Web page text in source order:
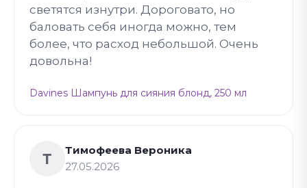
светятся изнутри. Дороговато, но
баловать себя иногда можно, тем
более, что расход небольшой. Очень
довольна!
Davines Шампунь для сияния блонд, 250 мл
Т
Тимофеева Вероника
27.05.2026